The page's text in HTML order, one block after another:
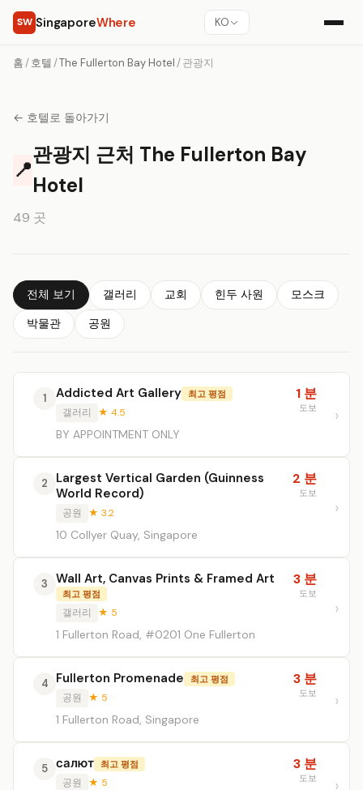
SW SingaporeWhere KO
홈 /호텔 /The Fullerton Bay Hotel /관광지
← 호텔로 돌아가기
📍
관광지 근처 The Fullerton Bay
Hotel
49 곳
전체 보기 갤러리 교회 힌두 사원 모스크
박물관 공원
1 Addicted Art Gallery 최고 평점
갤러리 ★ 4.5
BY APPOINTMENT ONLY
1 분
도보
2
Largest Vertical Garden (Guinness
World Record)
공원 ★ 3.2
10 Collyer Quay, Singapore
2 분
도보
3 Wall Art, Canvas Prints & Framed Art
최고 평점
갤러리 ★ 5
1 Fullerton Road, #0201 One Fullerton
3 분
도보
4 Fullerton Promenade 최고 평점
공원 ★ 5
1 Fullerton Road, Singapore
3 분
도보
5 салют 최고 평점
공원 ★ 5
3 분
도보